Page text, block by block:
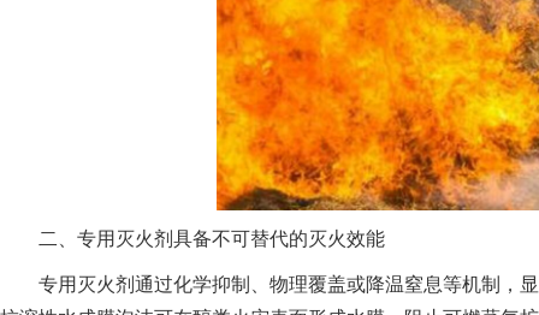
二、专用灭火剂具备不可替代的灭火效能
专用灭火剂通过化学抑制、物理覆盖或降温窒息等机制，显